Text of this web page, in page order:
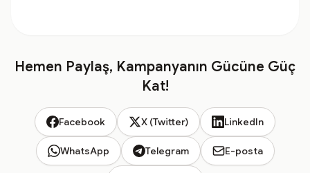
Hemen Paylaş, Kampanyanın Gücüne Güç
Kat!
Facebook X (Twitter) LinkedIn
WhatsApp Telegram E-posta